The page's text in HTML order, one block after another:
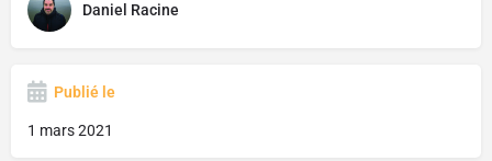
Daniel Racine
Publié le
1 mars 2021